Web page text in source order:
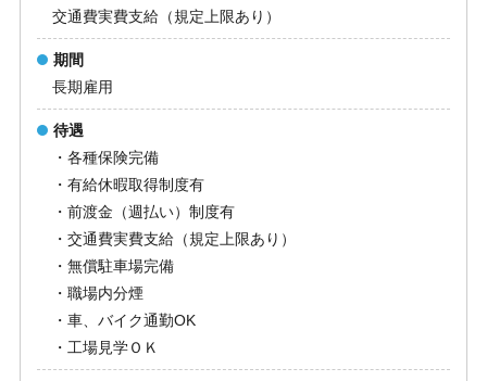
交通費実費支給（規定上限あり）
期間
長期雇用
待遇
・各種保険完備
・有給休暇取得制度有
・前渡金（週払い）制度有
・交通費実費支給（規定上限あり）
・無償駐車場完備
・職場内分煙
・車、バイク通勤OK
・工場見学ＯＫ